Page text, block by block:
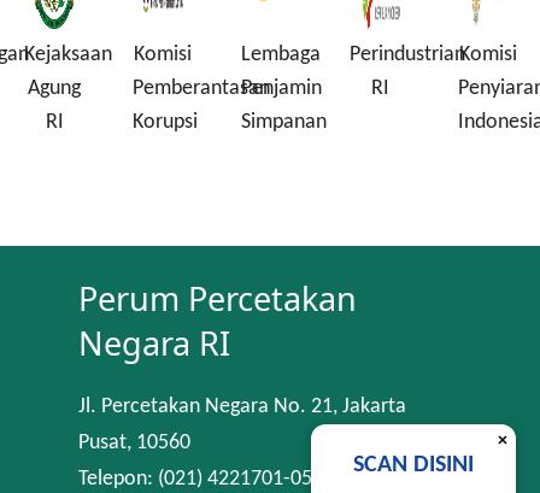
Kejaksaan
Agung
RI
Komisi
Pemberantasan
Korupsi
Lembaga
Penjamin
Simpanan
Perindustrian
RI
Komisi
Perum Percetakan
Negara RI
Jl. Percetakan Negara No. 21, Jakarta
Pusat, 10560
Telepon: (021) 4221701-05
×
SCAN DISINI